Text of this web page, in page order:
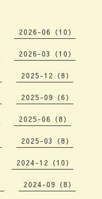
2026-06（10）
2026-03（10）
2025-12（8）
2025-09（6）
2025-06（8）
2025-03（8）
2024-12（10）
2024-09（8）